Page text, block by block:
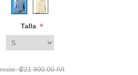
Talla *
₡21 900,00 IVI